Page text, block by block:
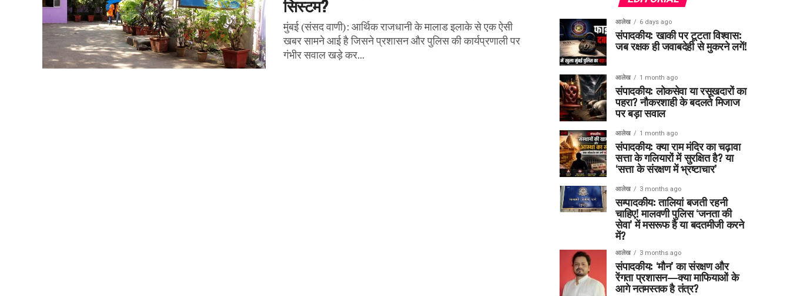
सिस्टम?
मुंबई (संसद वाणी): आर्थिक राजधानी के मालाड इलाके से एक ऐसी
खबर सामने आई है जिसने प्रशासन और पुलिस की कार्यप्रणाली पर
गंभीर सवाल खड़े कर...
आलेख 6 days ago
संपादकीय: खाकी पर टूटता विश्वास:
जब रक्षक ही जवाबदेही से मुकरने लगें!
आलेख 1 month ago
संपादकीय: लोकसेवा या रसूखदारों का
पहरा? नौकरशाही के बदलते मिजाज
पर बड़ा सवाल
आलेख 1 month ago
संपादकीय: क्या राम मंदिर का चढ़ावा
सत्ता के गलियारों में सुरक्षित है? या
‘सत्ता के संरक्षण में भ्रष्टाचार’
आलेख 3 months ago
सम्पादकीय: तालियां बजती रहनी
चाहिए! मालवणी पुलिस ‘जनता की
सेवा’ में मसरूफ है या बदतमीजी करने
में?
आलेख 3 months ago
संपादकीय: ‘मौन’ का संरक्षण और
रेंगता प्रशासन—क्या माफियाओं के
आगे नतमस्तक है तंत्र?